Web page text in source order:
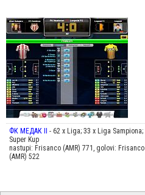
ФК МЕДАК II - 62 x Liga; 33 x Liga
Super Kup
nastupi: Frisanco (AMR) 771, golovi:
(AMR) 522